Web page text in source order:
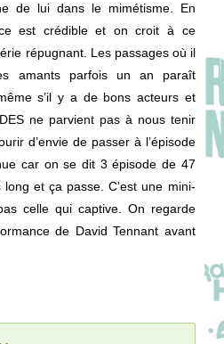
de lui dans le mimétisme. En
est crédible et on croit à ce
répugnant. Les passages où il
amants parfois un an paraît
s’il y a de bons acteurs et
ne parvient pas à nous tenir
d’envie de passer à l’épisode
car on se dit 3 épisode de 47
long et ça passe. C’est une mini-
celle qui captive. On regarde
de David Tennant avant